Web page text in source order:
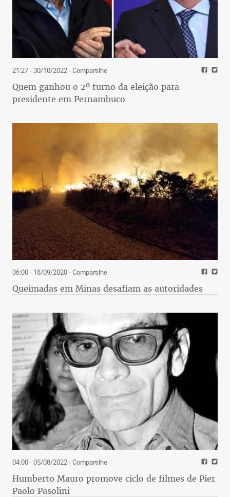
21:27 - 30/10/2022- Compartilhe
Quem ganhou o 2º turno da eleição para
presidente em Pernambuco
06:00 - 18/09/2020- Compartilhe
Queimadas em Minas desafiam as autoridades
04:00 - 05/08/2022- Compartilhe
Humberto Mauro promove ciclo de filmes de Pier
Paolo Pasolini